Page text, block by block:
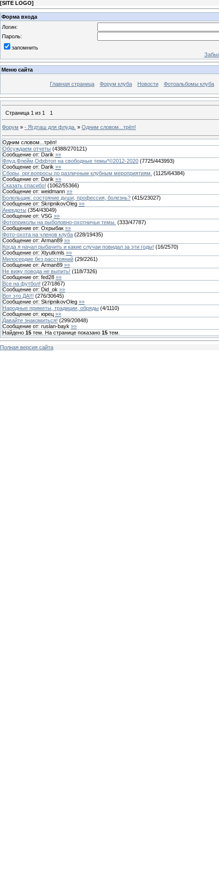
[SITE LOGO]
Форма входа
Логин:
Пароль:
запомнить
Меню сайта
Главная страница Форум клуба Новости Фотоальбомы клуба
Страница 1 из 1 1
Форум » - Ягдташ для флуда. » Одним словом...трёп!
Одним словом...трёп!
Обсуждаем отчеты (4388/270121)
Сообщение от: Darik »»
Флуд,Флейм,Оффтоп на свободные темы*©2012-2020 (7725/443993)
Сообщение от: Darik »»
Сборы, орг.вопросы по различным клубным мероприятиям. (1125/64384)
Сообщение от: Darik »»
Сказать спасибо! (1062/55366)
Сообщение от: weidmann »»
Болельщик: состояние души, профессия, болезнь? (415/23027)
Сообщение от: SkripnikovOleg »»
Анекдоты (354/43049)
Сообщение от: VSG »»
Фотоприколы на рыболовно-охотничьи темы. (333/47787)
Сообщение от: Охрыбак »»
Фото-охота на членов клуба (228/19435)
Сообщение от: Arman89 »»
Когда я начал рыбачить и какие случаи повидал за эти годы! (16/2570)
Сообщение от: Xtyutkmls »»
Милосердие без расстояний (29/2261)
Сообщение от: Arman89 »»
Не вижу повода не выпить! (118/7326)
Сообщение от: fed28 »»
Все на футбол! (27/1867)
Сообщение от: Did_ok »»
Вот это ДА!!! (276/30645)
Сообщение от: SkripnikovOleg »»
Народные приметы, традиции, обряды (4/1110)
Сообщение от: юрец »»
Давайте знакомиться! (299/20848)
Сообщение от: ruslan-bayk »»
Найдено 15 тем. На странице показано 15 тем.
Полная версия сайта